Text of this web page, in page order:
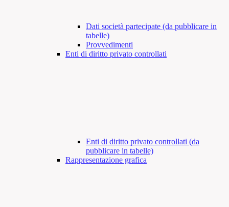
Dati società partecipate (da pubblicare in
tabelle)
Provvedimenti
Enti di diritto privato controllati
Enti di diritto privato controllati (da
pubblicare in tabelle)
Rappresentazione grafica